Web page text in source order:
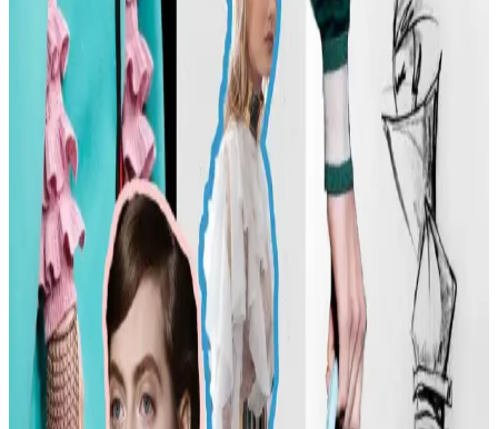
Carolyn Bessette Kennedy'nin 90'lar minimalizmini yansıtan stili,
fiziksel özelliklere dayalı popülerliği ve aşırı yüceltilmesiyle
tartışılıyor. Günümüzde moda daha fazla bireysellik ve çeşitlilik
arıyor.
Günlük Moda Soruları ve Stil Önerileri: Vücut
Tipine Uygun Kombinasyonlar ve Ayakkabı Seçimi
Moda ve stil, kişisel tercihlere göre şekillenir. Vücut tipine uygun
kıyafet seçimi, günlük kombin önerileri ve rahat ayakkabı
markalarıyla şıklığı yakalayın. İkinci el lüks ürün alımında dikkat
edilmesi gerekenler burada.
Kadın Modasında Beden Tipi, Sürdürülebilirlik ve
Mevsime Uygun Stil Önerileri
Kadın modasında beden tipine uygun kıyafet seçimi, sürdürülebilir
markalar ve mevsimsel kombin önerileri ele alınmaktadır. Estetik ve
konforu birleştiren pratik stil yaklaşımları sunulmaktadır.